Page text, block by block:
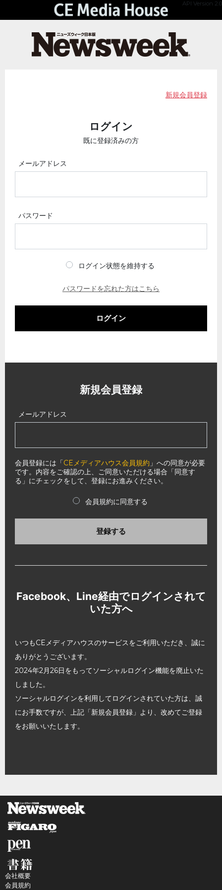
API Version 2.0
新規会員登録
ログイン
既に登録済みの方
メールアドレス
パスワード
ログイン状態を維持する
パスワードを忘れた方はこちら
ログイン
新規会員登録
メールアドレス
会員登録には「CEメディアハウス会員規約 」への同意が必要
です。内容をご確認の上、ご同意いただける場合「同意す
る」にチェックをして、登録にお進みください。
会員規約に同意する
登録する
Facebook、Line経由でログインされて
いた方へ
いつもCEメディアハウスのサービスをご利用いただき、誠に
ありがとうございます。
2024年2月26日をもってソーシャルログイン機能を廃止いた
しました。
ソーシャルログインを利用してログインされていた方は、誠
にお手数ですが、上記「新規会員登録」より、改めてご登録
をお願いいたします。
会社概要
会員規約